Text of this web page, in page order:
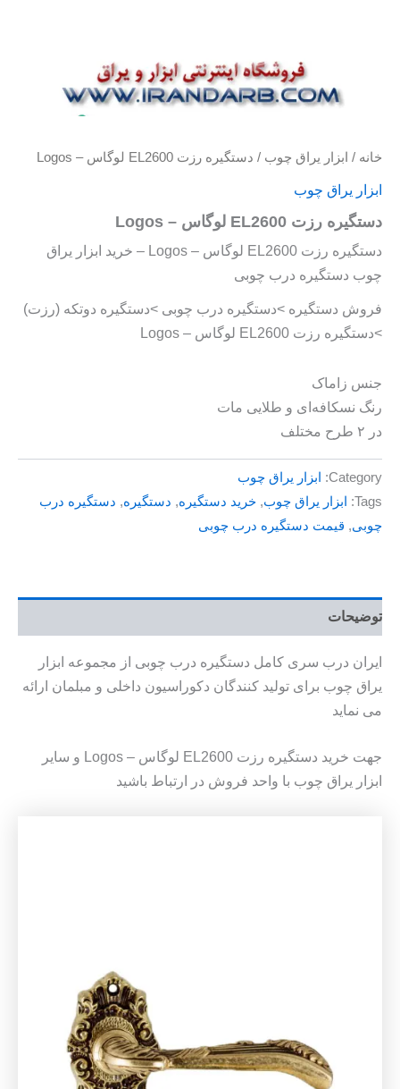
خانه / ابزار یراق چوب / دستگیره رزت EL2600 لوگاس – Logos
ابزار یراق چوب
دستگیره رزت EL2600 لوگاس – Logos
دستگیره رزت EL2600 لوگاس – Logos – خرید ابزار یراق
چوب دستگیره درب چوبی
فروش دستگیره >دستگیره درب چوبی >دستگیره دوتکه (رزت)
>دستگیره رزت EL2600 لوگاس – Logos
جنس زاماک
رنگ نسکافه‌ای و طلایی مات
در ۲ طرح مختلف
Category:
ابزار یراق چوب
Tags:
ابزار یراق چوب, خرید دستگیره, دستگیره, دستگیره درب
چوبی, قیمت دستگیره درب چوبی
توضیحات
ایران درب سری کامل دستگیره درب چوبی از مجموعه ابزار
یراق چوب برای تولید کنندگان دکوراسیون داخلی و مبلمان ارائه
می نماید
جهت خرید دستگیره رزت EL2600 لوگاس – Logos و سایر
ابزار یراق چوب با واحد فروش در ارتباط باشید